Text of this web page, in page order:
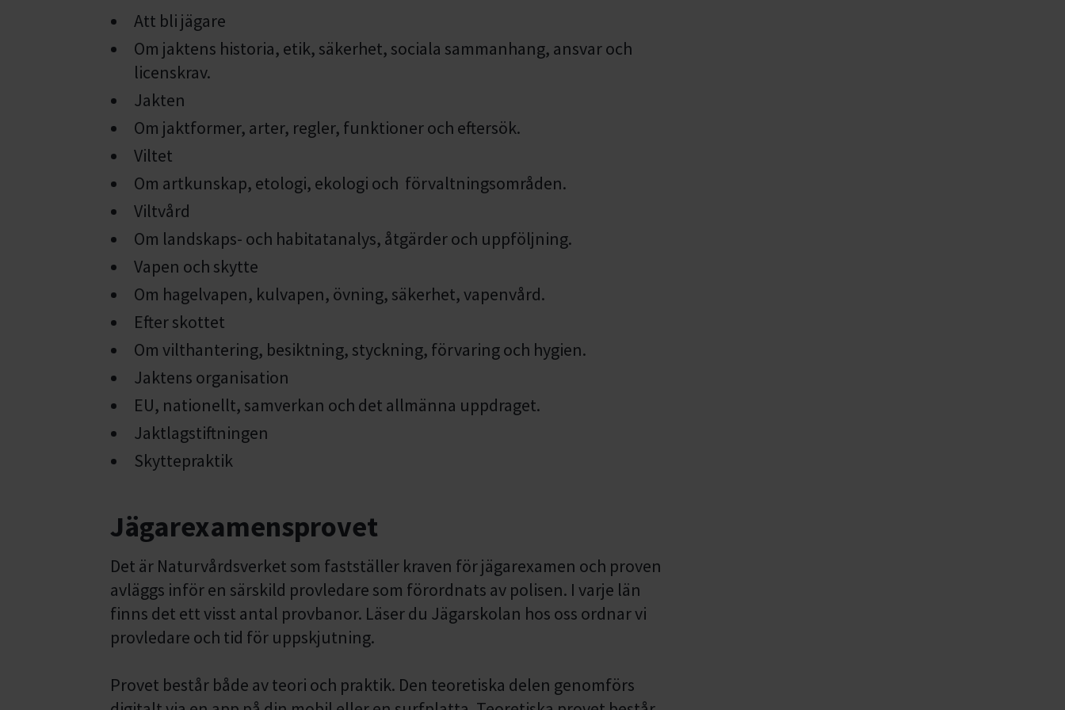
Att bli jägare
Om jaktens historia, etik, säkerhet, sociala sammanhang, ansvar och
licenskrav.
Jakten
Om jaktformer, arter, regler, funktioner och eftersök.
Viltet
Om artkunskap, etologi, ekologi och förvaltningsområden.
Viltvård
Om landskaps- och habitatanalys, åtgärder och uppföljning.
Vapen och skytte
Om hagelvapen, kulvapen, övning, säkerhet, vapenvård.
Efter skottet
Om vilthantering, besiktning, styckning, förvaring och hygien.
Jaktens organisation
EU, nationellt, samverkan och det allmänna uppdraget.
Jaktlagstiftningen
Skyttepraktik
Jägarexamensprovet
Det är Naturvårdsverket som fastställer kraven för jägarexamen och proven
avläggs inför en särskild provledare som förordnats av polisen. I varje län
finns det ett visst antal provbanor. Läser du Jägarskolan hos oss ordnar vi
provledare och tid för uppskjutning.
Provet består både av teori och praktik. Den teoretiska delen genomförs